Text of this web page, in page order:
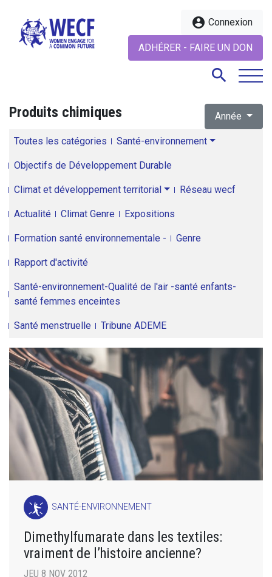
account_circle Connexion
ADHÉRER - FAIRE UN DON
search
Produits chimiques Année
Toutes les catégories Santé-environnement
Objectifs de Développement Durable
Climat et développement territorial Réseau wecf
Actualité Climat Genre Expositions
Formation santé environnementale - Genre
Rapport d'activité
Santé-environnement-Qualité de l'air -santé enfants-
santé femmes enceintes
Santé menstruelle Tribune ADEME
SANTÉ-ENVIRONNEMENT
Dimethylfumarate dans les textiles:
vraiment de l’histoire ancienne?
JEU 8 NOV 2012